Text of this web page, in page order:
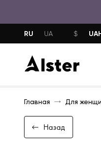
RU UA $
Главная Для
Назад